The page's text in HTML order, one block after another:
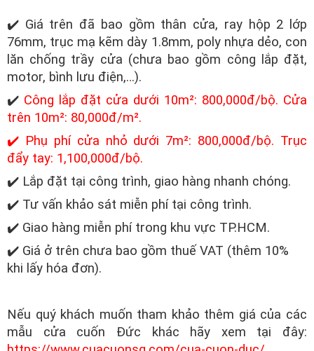
✔️ Giá trên đã bao gồm thân cửa, ray hộp 2 lớp
76mm, trục mạ kẽm dày 1.8mm, poly nhựa dẻo, con
lăn chống trầy cửa (chưa bao gồm công lắp đặt,
motor, bình lưu điện,…).
✔️ Công lắp đặt cửa dưới 10m²: 800,000đ/bộ. Cửa
trên 10m²: 80,000đ/m².
✔️ Phụ phí cửa nhỏ dưới 7m²: 800,000đ/bộ. Trục
đẩy tay: 1,100,000đ/bộ.
✔️ Lắp đặt tại công trình, giao hàng nhanh chóng.
✔️ Tư vấn khảo sát miễn phí tại công trình.
✔️ Giao hàng miễn phí trong khu vực TP.HCM.
✔️ Giá ở trên chưa bao gồm thuế VAT (thêm 10%
khi lấy hóa đơn).
Nếu quý khách muốn tham khảo thêm giá của các
mẫu cửa cuốn Đức khác hãy xem tại đây: